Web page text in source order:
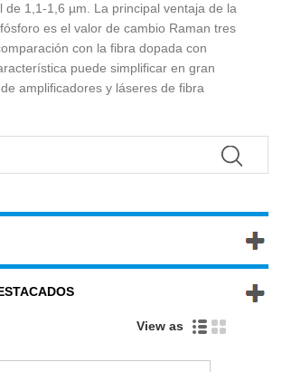
de 1,1-1,6 µm. La principal ventaja de la
es el valor de cambio Raman tres
con la fibra dopada con
puede simplificar en gran
amplificadores y láseres de fibra
View as